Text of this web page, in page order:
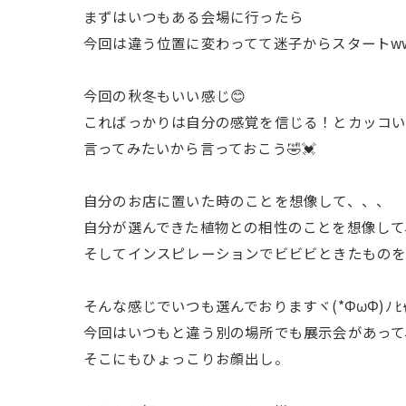
まずはいつもある会場に行ったら
今回は違う位置に変わってて迷子からスタート
今回の秋冬もいい感じ😊
こればっかりは自分の感覚を信じる！とカッコ
言ってみたいから言っておこう🤣💓
自分のお店に置いた時のことを想像して、、、
自分が選んできた植物との相性のことを想像して
そしてインスピレーションでビビビときたものを
そんな感じでいつも選んでおりますヾ(*ΦωΦ)ﾉ ﾋ
今回はいつもと違う別の場所でも展示会があって
そこにもひょっこりお顔出し。